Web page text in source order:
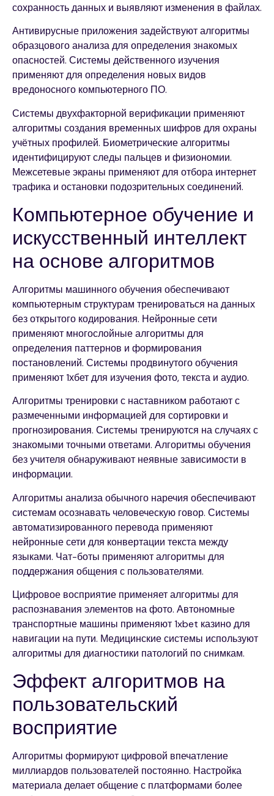
сохранность данных и выявляют изменения в файлах.
Антивирусные приложения задействуют алгоритмы
образцового анализа для определения знакомых
опасностей. Системы действенного изучения
применяют для определения новых видов
вредоносного компьютерного ПО.
Системы двухфакторной верификации применяют
алгоритмы создания временных шифров для охраны
учётных профилей. Биометрические алгоритмы
идентифицируют следы пальцев и физиономии.
Межсетевые экраны применяют для отбора интернет
трафика и остановки подозрительных соединений.
Компьютерное обучение и
искусственный интеллект
на основе алгоритмов
Алгоритмы машинного обучения обеспечивают
компьютерным структурам тренироваться на данных
без открытого кодирования. Нейронные сети
применяют многослойные алгоритмы для
определения паттернов и формирования
постановлений. Системы продвинутого обучения
применяют 1хбет для изучения фото, текста и аудио.
Алгоритмы тренировки с наставником работают с
размеченными информацией для сортировки и
прогнозирования. Системы тренируются на случаях с
знакомыми точными ответами. Алгоритмы обучения
без учителя обнаруживают неявные зависимости в
информации.
Алгоритмы анализа обычного наречия обеспечивают
системам осознавать человеческую говор. Системы
автоматизированного перевода применяют
нейронные сети для конвертации текста между
языками. Чат-боты применяют алгоритмы для
поддержания общения с пользователями.
Цифровое восприятие применяет алгоритмы для
распознавания элементов на фото. Автономные
транспортные машины применяют 1xbet казино для
навигации на пути. Медицинские системы используют
алгоритмы для диагностики патологий по снимкам.
Эффект алгоритмов на
пользовательский
восприятие
Алгоритмы формируют цифровой впечатление
миллиардов пользователей постоянно. Настройка
материала делает общение с платформами более